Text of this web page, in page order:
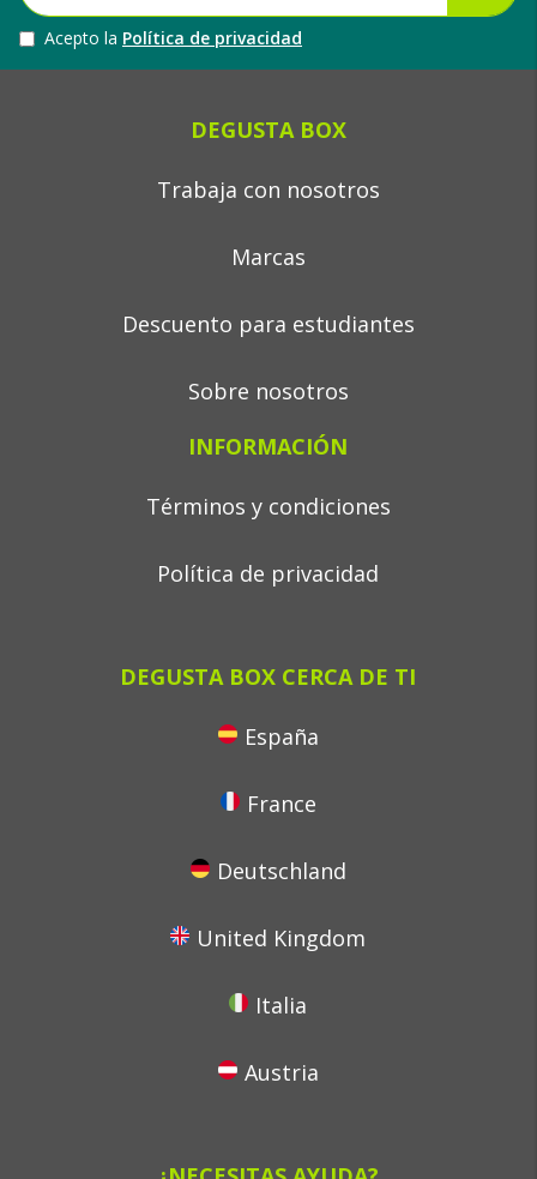
Acepto la Política de privacidad
DEGUSTA BOX
Trabaja con nosotros
Marcas
Descuento para estudiantes
Sobre nosotros
INFORMACIÓN
Términos y condiciones
Política de privacidad
DEGUSTA BOX CERCA DE TI
España
France
Deutschland
United Kingdom
Italia
Austria